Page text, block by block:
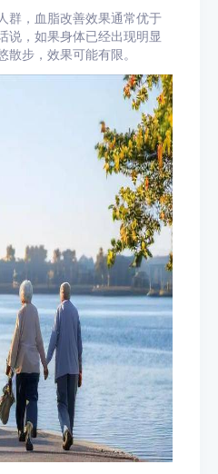
群，血脂改善效果通常优于
说，如果身体已经出现明显
散步，效果可能有限。